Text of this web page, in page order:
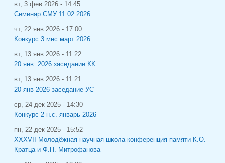
вт, 3 фев 2026 - 14:45
Семинар СМУ 11.02.2026
чт, 22 янв 2026 - 17:00
Конкурс 3 мнс март 2026
вт, 13 янв 2026 - 11:22
20 янв. 2026 заседание КК
вт, 13 янв 2026 - 11:21
20 янв 2026 заседание УС
ср, 24 дек 2025 - 14:30
Конкурс 2 н.с. январь 2026
пн, 22 дек 2025 - 15:52
XXXVII Молодёжная научная школа-конференция памяти К.О.
Кратца и Ф.П. Митрофанова